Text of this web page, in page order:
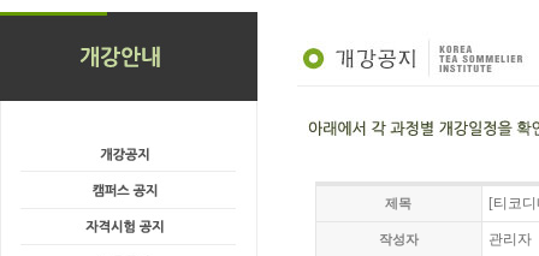
제목 [티코
작성자 관리자